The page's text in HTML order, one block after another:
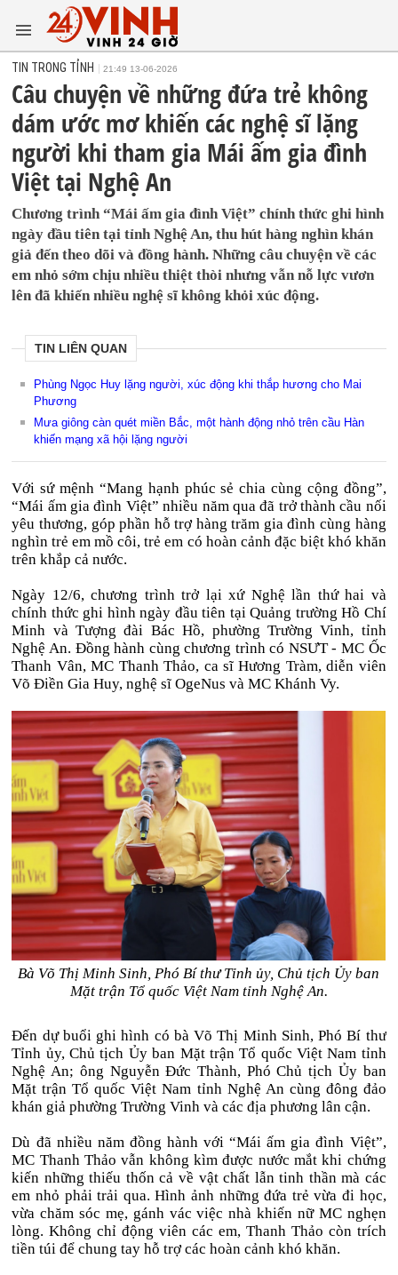
TIN TRONG TỈNH 21:49 13-06-2026
Câu chuyện về những đứa trẻ không
dám ước mơ khiến các nghệ sĩ lặng
người khi tham gia Mái ấm gia đình
Việt tại Nghệ An
Chương trình “Mái ấm gia đình Việt” chính thức ghi hình
ngày đầu tiên tại tỉnh Nghệ An, thu hút hàng nghìn khán
giả đến theo dõi và đồng hành. Những câu chuyện về các
em nhỏ sớm chịu nhiều thiệt thòi nhưng vẫn nỗ lực vươn
lên đã khiến nhiều nghệ sĩ không khỏi xúc động.
TIN LIÊN QUAN
Phùng Ngọc Huy lặng người, xúc động khi thắp hương cho Mai
Phương
Mưa giông càn quét miền Bắc, một hành động nhỏ trên cầu Hàn
khiến mạng xã hội lặng người
Với sứ mệnh “Mang hạnh phúc sẻ chia cùng cộng đồng”,
“Mái ấm gia đình Việt” nhiều năm qua đã trở thành cầu nối
yêu thương, góp phần hỗ trợ hàng trăm gia đình cùng hàng
nghìn trẻ em mồ côi, trẻ em có hoàn cảnh đặc biệt khó khăn
trên khắp cả nước.
Ngày 12/6, chương trình trở lại xứ Nghệ lần thứ hai và
chính thức ghi hình ngày đầu tiên tại Quảng trường Hồ Chí
Minh và Tượng đài Bác Hồ, phường Trường Vinh, tỉnh
Nghệ An. Đồng hành cùng chương trình có NSƯT - MC Ốc
Thanh Vân, MC Thanh Thảo, ca sĩ Hương Tràm, diễn viên
Võ Điền Gia Huy, nghệ sĩ OgeNus và MC Khánh Vy.
Bà Võ Thị Minh Sinh, Phó Bí thư Tỉnh ủy, Chủ tịch Ủy ban
Mặt trận Tổ quốc Việt Nam tỉnh Nghệ An.
Đến dự buổi ghi hình có bà Võ Thị Minh Sinh, Phó Bí thư
Tỉnh ủy, Chủ tịch Ủy ban Mặt trận Tổ quốc Việt Nam tỉnh
Nghệ An; ông Nguyễn Đức Thành, Phó Chủ tịch Ủy ban
Mặt trận Tổ quốc Việt Nam tỉnh Nghệ An cùng đông đảo
khán giả phường Trường Vinh và các địa phương lân cận.
Dù đã nhiều năm đồng hành với “Mái ấm gia đình Việt”,
MC Thanh Thảo vẫn không kìm được nước mắt khi chứng
kiến những thiếu thốn cả về vật chất lẫn tinh thần mà các
em nhỏ phải trải qua. Hình ảnh những đứa trẻ vừa đi học,
vừa chăm sóc mẹ, gánh vác việc nhà khiến nữ MC nghẹn
lòng. Không chỉ động viên các em, Thanh Thảo còn trích
tiền túi để chung tay hỗ trợ các hoàn cảnh khó khăn.